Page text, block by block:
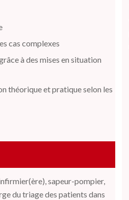
cas complexes
à des mises en situation
théorique et pratique selon les
sapeur-pompier,
du triage des patients dans